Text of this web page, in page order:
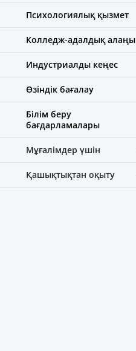
Психологиялық қызмет
Колледж-адалдық алаңы
Индустриалды кеңес
Өзіндік бағалау
Білім беру
бағдарламалары
Мұғалімдер үшін
Қашықтықтан оқыту